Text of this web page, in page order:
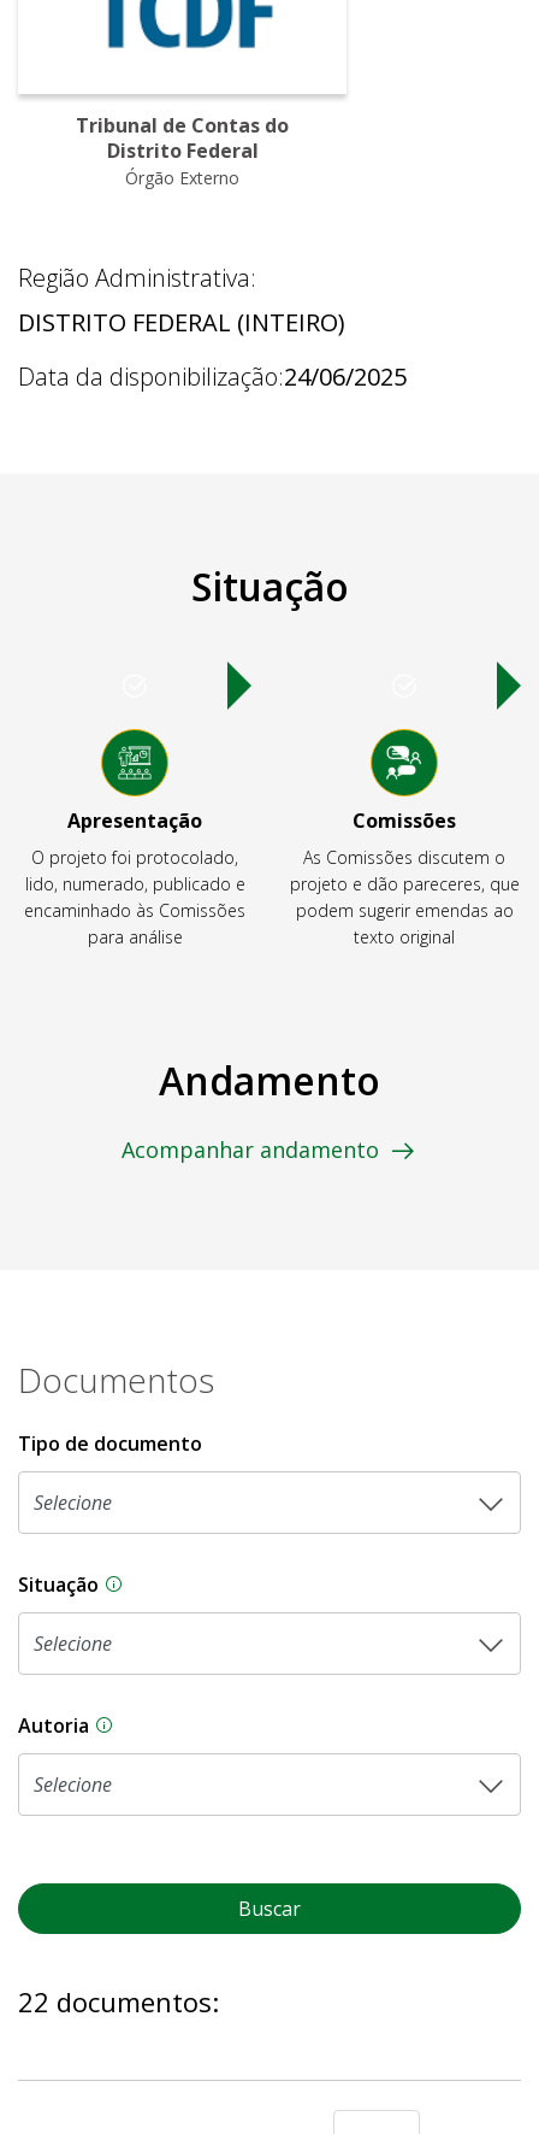
Tribunal de Contas do
Distrito Federal
Órgão Externo
Região Administrativa:
DISTRITO FEDERAL (INTEIRO)
Data da disponibilização:24/06/2025
Situação
Apresentação
O projeto foi protocolado,
lido, numerado, publicado e
encaminhado às Comissões
para análise
Comissões
As Comissões discutem o
projeto e dão pareceres, que
podem sugerir emendas ao
texto original
Andamento
Acompanhar andamento
Documentos
Tipo de documento
Situação Na CLDF, as proposições legislativas
Autoria As proposições legislativas na CLDF podem
Buscar
22 documentos: